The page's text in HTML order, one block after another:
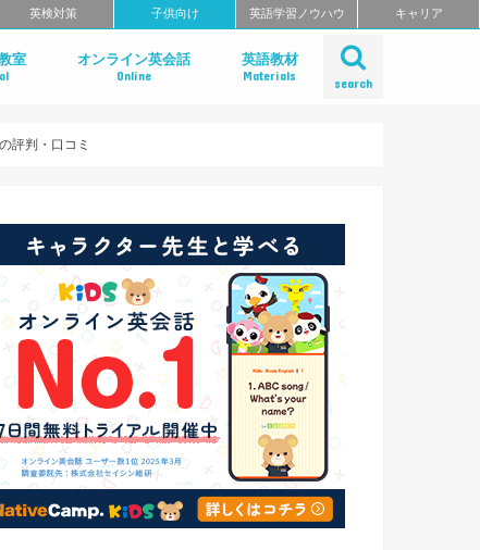
英検対策 子供向け 英語学習ノウハウ キャリア
search
室 オンライン英会話
Online
英語教材
Materials
評判・口コミ